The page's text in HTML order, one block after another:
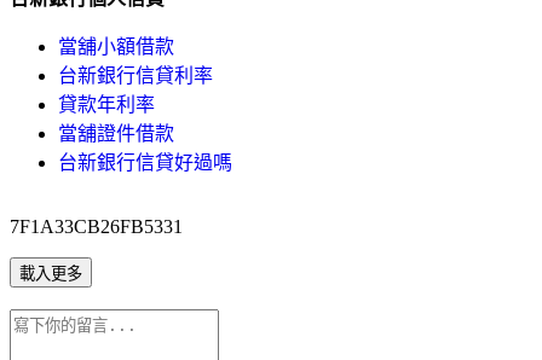
當舖小額借款
台新銀行信貸利率
貸款年利率
當舖證件借款
台新銀行信貸好過嗎
7F1A33CB26FB5331
載入更多